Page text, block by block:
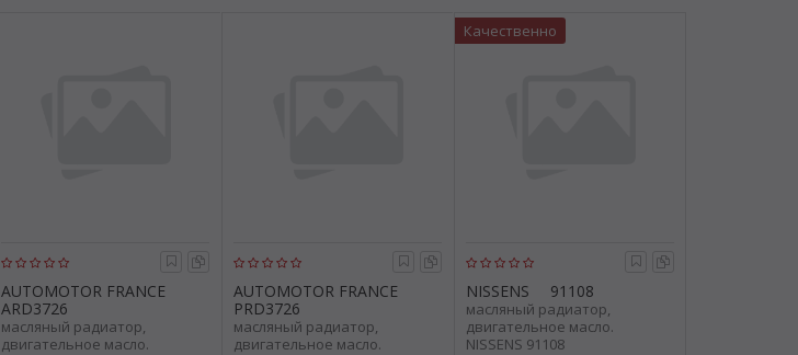
AUTOMOTOR FRANCE
ARD3726
масляный радиатор,
двигательное масло.
AUTOMOTOR FRANCE
PRD3726
масляный радиатор,
двигательное масло.
NISSENS 91108
масляный радиатор,
двигательное масло.
NISSENS 91108
Качественно